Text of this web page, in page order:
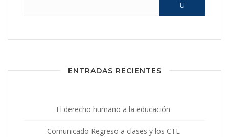
ENTRADAS RECIENTES
El derecho humano a la educación
Comunicado Regreso a clases y los CTE